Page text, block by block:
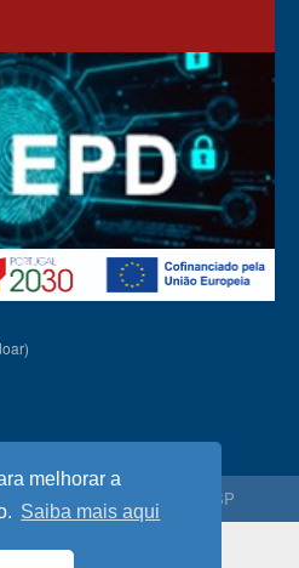
melhorar a
Saiba mais aqui
APESP